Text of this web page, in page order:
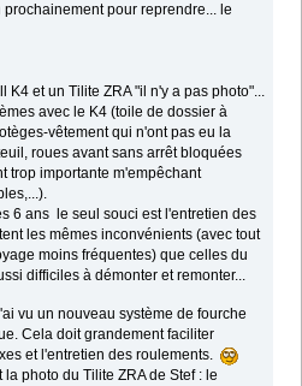
pour reprendre... le
K4 et un Tilite ZRA "il n'y a pas photo"...
avec le K4 (toile de dossier à
vêtement qui n'ont pas eu la
roues avant sans arrêt bloquées
trop importante m'empêchant
6 ans le seul souci est l'entretien des
les mêmes inconvénients (avec tout
moins fréquentes) que celles du
difficiles à démonter et remonter...
vu un nouveau système de fourche
Cela doit grandement faciliter
et l'entretien des roulements.
photo du Tilite ZRA de Stef : le